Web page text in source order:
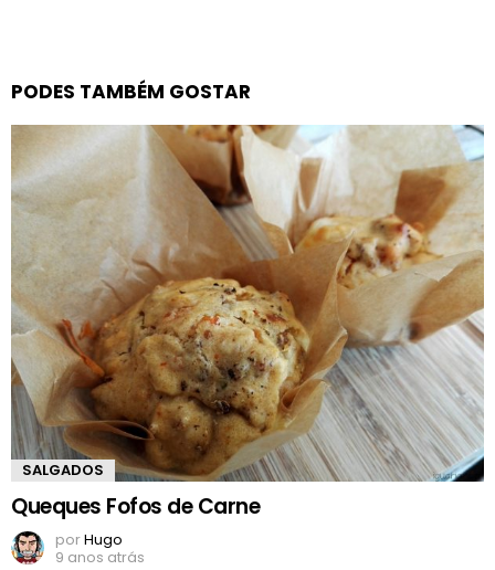
PODES TAMBÉM GOSTAR
SALGADOS
Queques Fofos de Carne
porHugo
9 anos atrás